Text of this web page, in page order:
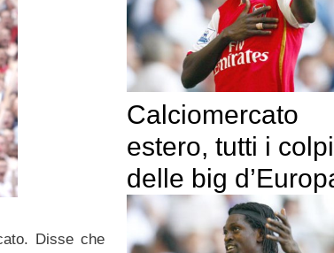
Disse che
Calciomercato
estero, tutti i colpi
delle big